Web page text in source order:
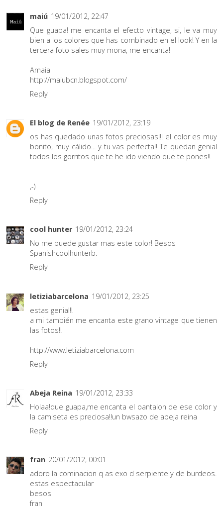
maiú 19/01/2012, 22:47
Que guapa! me encanta el efecto vintage, si, le va muy
bien a los colores que has combinado en el look! Y en la
tercera foto sales muy mona, me encanta!
Amaia
http://maiubcn.blogspot.com/
Reply
El blog de Renée 19/01/2012, 23:19
os has quedado unas fotos preciosas!!! el color es muy
bonito, muy cálido... y tu vas perfecta!! Te quedan genial
todos los gorritos que te he ido viendo que te pones!!
,-)
Reply
cool hunter 19/01/2012, 23:24
No me puede gustar mas este color! Besos
Spanishcoolhunterb.
Reply
letiziabarcelona 19/01/2012, 23:25
estas genial!!
a mi también me encanta este grano vintage que tienen
las fotos!!
http://www.letiziabarcelona.com
Reply
Abeja Reina 19/01/2012, 23:33
Holaa!que guapa,me encanta el oantalon de ese color y
la camiseta es preciosa!!un bwsazo de abeja reina
Reply
fran 20/01/2012, 00:01
adoro la cominacion q as exo d serpiente y de burdeos.
estas espectacular
besos
fran